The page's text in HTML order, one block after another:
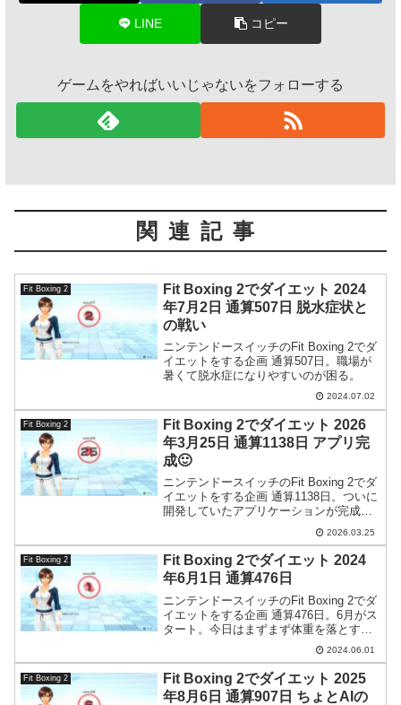
LINE コピー
ゲームをやればいいじゃないをフォローする
関連記事
Fit Boxing 2
Fit Boxing 2でダイエット 2024
年7月2日 通算507日 脱水症状と
の戦い
ニンテンドースイッチのFit Boxing 2でダ
イエットをする企画 通算507日。職場が
暑くて脱水症になりやすいのが困る。
2024.07.02
Fit Boxing 2
Fit Boxing 2でダイエット 2026
年3月25日 通算1138日 アプリ完
成🙂
ニンテンドースイッチのFit Boxing 2でダ
イエットをする企画 通算1138日。ついに
開発していたアプリケーションが完成し
2026.03.25
Fit Boxing 2
Fit Boxing 2でダイエット 2024
年6月1日 通算476日
ニンテンドースイッチのFit Boxing 2でダ
イエットをする企画 通算476日。6月がス
タート。今日はまずまず体重を落とすこ
2024.06.01
Fit Boxing 2
Fit Boxing 2でダイエット 2025
年8月6日 通算907日 ちょとAIの